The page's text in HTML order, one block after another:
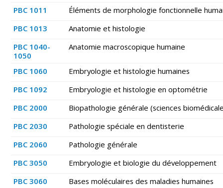
PBC 1011
Éléments de morphologie fonctionnelle
PBC 1013
Anatomie et histologie
PBC 1040-
1050
Anatomie macroscopique humaine
PBC 1060
Embryologie et histologie humaines
PBC 1092
Embryologie et histologie en optométrie
PBC 2000
Biopathologie générale (sciences
PBC 2030
Pathologie spéciale en dentisterie
PBC 2060
Pathologie générale
PBC 3050
Embryologie et biologie du développement
PBC 3060
Bases moléculaires des maladies humaines